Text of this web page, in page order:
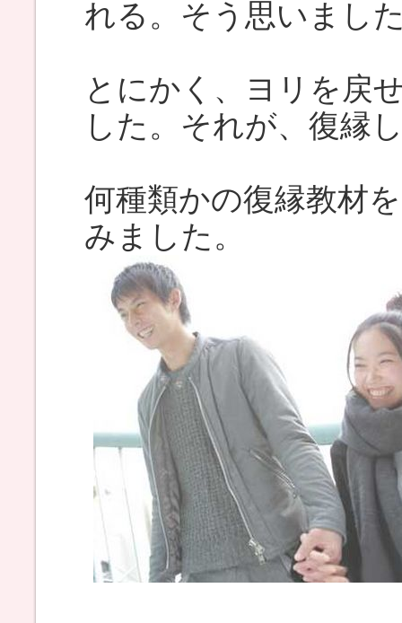
れる。そう思いまし
とにかく、ヨリを戻
した。それが、復縁
何種類かの復縁教材
みました。